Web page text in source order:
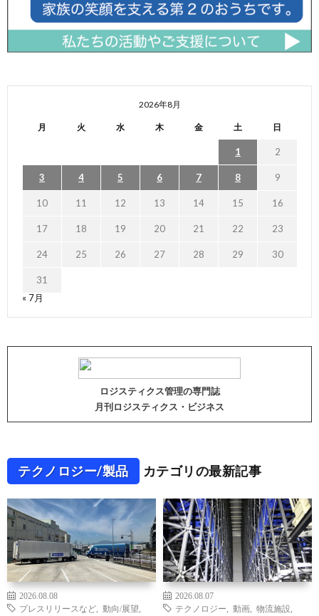
2026年8月
月 火 水 木 金 土 日
1 2
3 4 5 6 7 8 9
10 11 12 13 14 15 16
17 18 19 20 21 22 23
24 25 26 27 28 29 30
31
« 7月
ロジスティクス管理の専門誌
月刊ロジスティクス・ビジネス
テクノロジー/製品 カテゴリの最新記事
2026.08.08
プレスリリースなど
動向/展望
2026.08.07
テクノロジー
動画 物流施設